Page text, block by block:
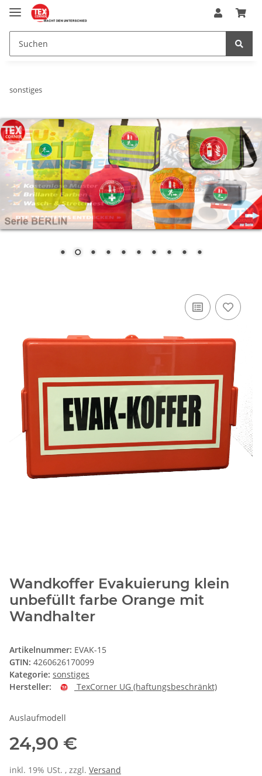
sonstiges
Wandkoffer Evakuierung klein
unbefüllt farbe Orange mit
Wandhalter
Artikelnummer: EVAK-15
GTIN: 4260626170099
Kategorie: sonstiges
Hersteller:
TexCorner UG (haftungsbeschränkt)
Auslaufmodell
24,90 €
inkl. 19% USt. , zzgl. Versand